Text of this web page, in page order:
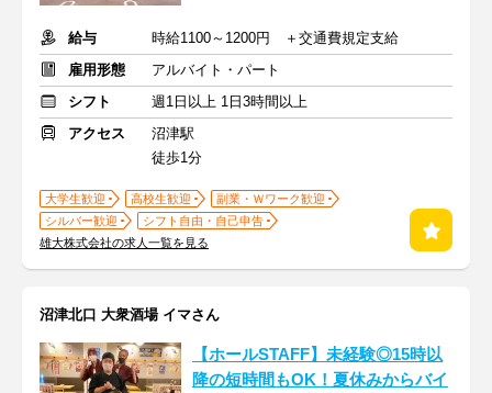
給与
時給1100～1200円 ＋交通費規定支給
雇用形態
アルバイト・パート
シフト
週1日以上 1日3時間以上
アクセス
沼津駅
徒歩1分
大学生歓迎 高校生歓迎
副業・Ｗワーク歓迎
シルバー歓迎
シフト自由・自己申告
雄大株式会社の求人一覧を見る
沼津北口 大衆酒場 イマさん
【ホールSTAFF】未経験◎15時以
降の短時間もOK！夏休みからバイ